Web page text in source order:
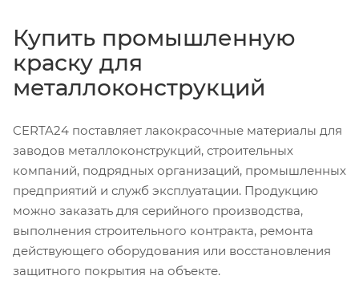
Купить промышленную
краску для
металлоконструкций
CERTA24 поставляет лакокрасочные материалы для
заводов металлоконструкций, строительных
компаний, подрядных организаций, промышленных
предприятий и служб эксплуатации. Продукцию
можно заказать для серийного производства,
выполнения строительного контракта, ремонта
действующего оборудования или восстановления
защитного покрытия на объекте.